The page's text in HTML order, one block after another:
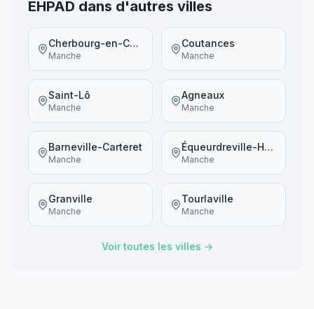
EHPAD dans d'autres villes
Cherbourg-en-Cotentin
Manche
Coutances
Manche
Saint-Lô
Manche
Agneaux
Manche
Barneville-Carteret
Manche
Équeurdreville-Hainneville
Manche
Granville
Manche
Tourlaville
Manche
Voir toutes les villes →